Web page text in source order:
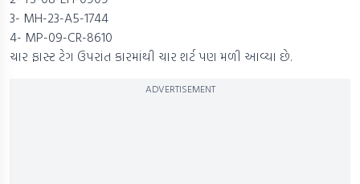
3- MH-23-A5-1744
4- MP-09-CR-8610
ચાર ફાસ્ટ ટેગ ઉપરાંત કારમાંથી ચાર શર્ટ પણ મળી આવ્યા છે.
ADVERTISEMENT